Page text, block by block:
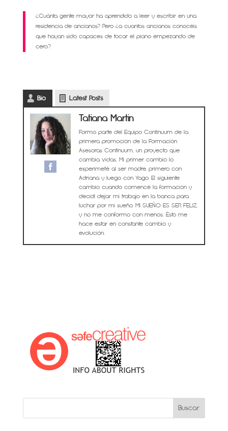
¿Cuánta gente mayor ha aprendido a leer y escribir en una
residencia de ancianos? Pero ¿a cuantos ancianos conocéis
que hayan sido capaces de tocar el piano empezando de
cero?
Bio Latest Posts
Tatiana Martin
Formo parte del Equipo Continuum de la
primera promoción de la Formación
Asesoras Continuum, un proyecto que
cambia vidas. Mi primer cambio lo
experimeté al ser madre, primero con
Adriana y luego con Yago. El siguiente
cambio cuando comencé la formación y
decidí dejar mi trabajo en la banca para
luchar por mi sueño. MI SUEÑO ES SER FELIZ,
y no me conformo con menos. Ésto me
hace estar en constante cambio y
evolución.